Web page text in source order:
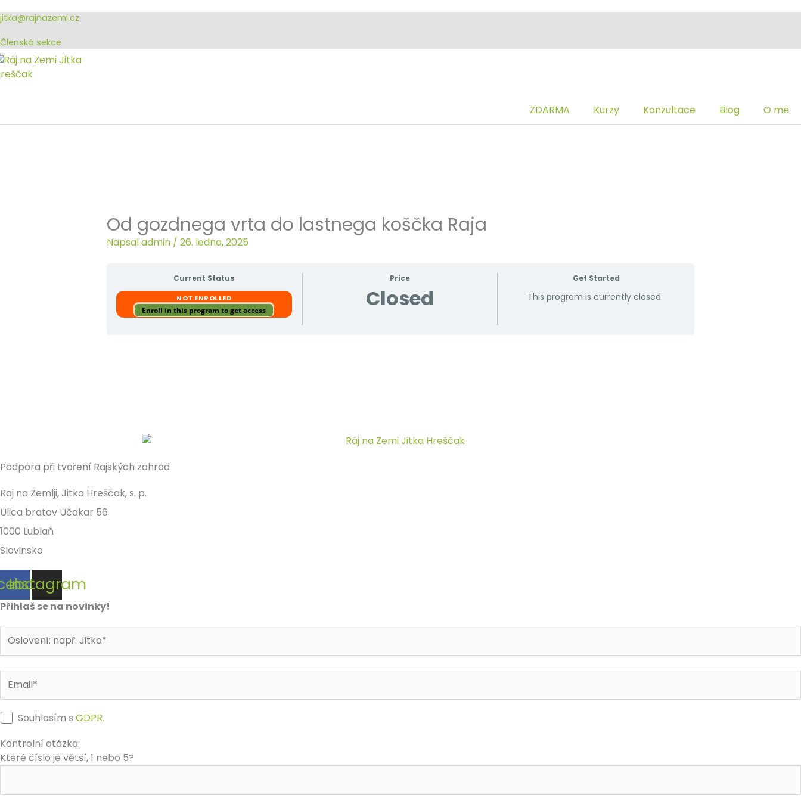
na
obsah
jitka@rajnazemi.cz
Členská sekce
ZDARMA Kurzy Konzultace Blog O mě
Od gozdnega vrta do lastnega koščka Raja
Napsaladmin / 26. ledna, 2025
Current Status
NOT ENROLLED
Enroll in this program to get access
Price
Closed
Get Started
This program is currently closed
Podpora při tvoření Rajských zahrad
Raj na Zemlji, Jitka Hreščak, s. p.
Ulica bratov Učakar 56
1000 Lublaň
Slovinsko
Instagram
Přihlaš se na novinky!
Souhlasím sGDPR.
Kontrolní otázka:
Které číslo je větší, 1 nebo 5?